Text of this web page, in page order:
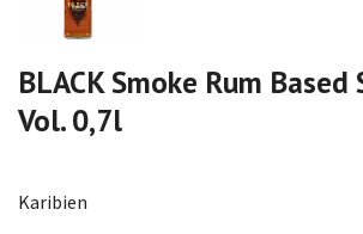
BLACK Smoke Rum
Vol. 0,7l
Karibien